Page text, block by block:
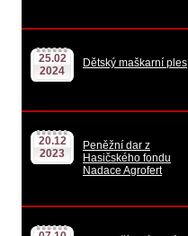
25.02
2024
Dětský maškarní ples
20.12
2023
Peněžní dar z
Hasičského fondu
Nadace Agrofert